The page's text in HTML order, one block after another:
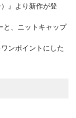
』より新作が登
と、ニットキャップ
ンポイントにした